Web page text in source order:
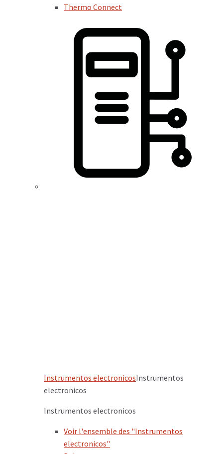
Thermo Connect
Instrumentos electronicosInstrumentos
electronicos
Instrumentos electronicos
Voir l'ensemble des "Instrumentos
electronicos"